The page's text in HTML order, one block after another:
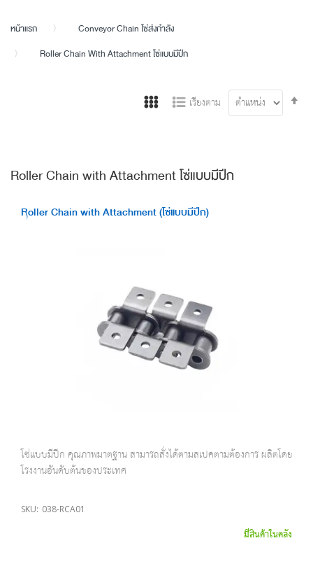
หน้าแรก Conveyor Chain โซ่ส่งกำลัง
Roller Chain With Attachment โซ่แบบมีปีก
Roller Chain with Attachment โซ่แบบมีปีก
เรียงตาม
Roller Chain with Attachment (โซ่แบบมีปีก)
โซ่แบบมีปีก คุณภาพมาตฐาน สามารถสั่งได้ตามสเปคตามต้องการ ผลิตโดย
โรงงานอันดับต้นของประเทศ
SKU: 038-RCA01
มีสินค้าในคลัง